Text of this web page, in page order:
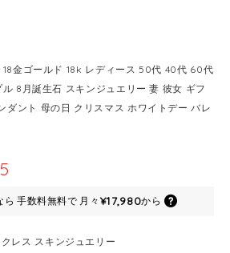
18金ゴールド 18k レディース 50代 40代 60代
8月誕生石 スキンジュエリー 妻 彼女 ギフ
ダント 母の日 クリスマス ホワイトデー バレ
ら 手数料無料で 月々 ¥17,980から
レス スキンジュエリー